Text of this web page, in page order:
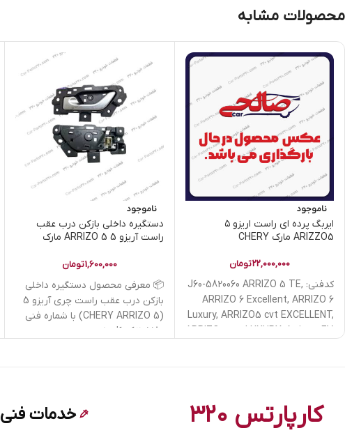
محصولات مشابه
ناموجود
ایربگ پرده ای راست اریزو ۵
ARIZZO5 مارک CHERY
22,000,000تومان
کدفنی: J60-5820060 ARRIZO 5 TE,
ARRIZO 6 Excellent, ARRIZO 6
Luxury, ARRIZO5 cvt EXCELLENT,
ARRIZO5 cvt LUXURY, Arrizo5 EV,
ناموجود
دستگیره داخلی بازکن درب عقب
راست آریزو 5 ARRIZO 5 مارک
1,600,000تومان
📦 معرفی محصول دستگیره داخلی
بازکن درب عقب راست چری آریزو 5
(CHERY ARRIZO 5) با شماره فنی
J60-6205180 یکی
کارپارتس ۳۲۰ خدمات فنی